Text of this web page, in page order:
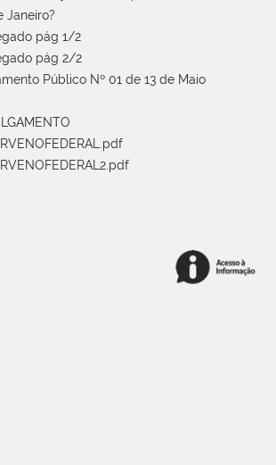
Janeiro?
pág 1/2
pág 2/2
Público Nº 01 de 13 de Maio